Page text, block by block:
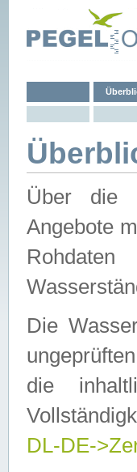
Über die
Angebote
Die
die
DL-DE-